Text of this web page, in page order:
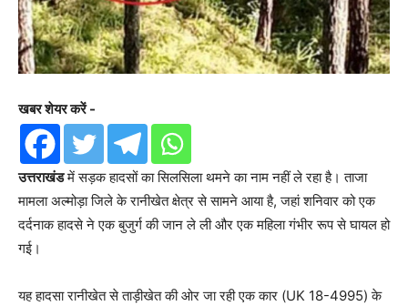
खबर शेयर करें -
उत्तराखंडमें सड़क हादसों का सिलसिला थमने का नाम नहीं ले रहा है। ताजा
मामला अल्मोड़ा जिले के रानीखेत क्षेत्र से सामने आया है, जहां शनिवार को एक
दर्दनाक हादसे ने एक बुजुर्ग की जान ले ली और एक महिला गंभीर रूप से घायल हो
गई।
यह हादसा रानीखेत से ताड़ीखेत की ओर जा रही एक कार (UK 18-4995) के